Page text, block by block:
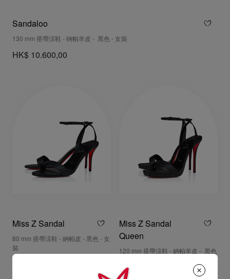
Sandaloo
130 mm 搭帶涼鞋 - 纳帕羊皮 - 黑色 - 女裝
HK$ 10.600,00
Miss Z Sandal
80 mm 搭帶涼鞋 - 納帕皮 - 黑色 - 女
裝
Miss Z Sandal
Queen
120 mm 搭帶涼鞋 - 納帕羊皮 - 黑色
HK$ 9.500,00